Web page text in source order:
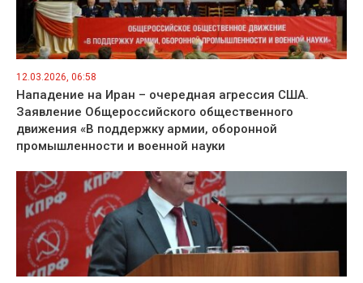
12.03.2026, 06:58
Нападение на Иран – очередная агрессия США.
Заявление Общероссийского общественного
движения «В поддержку армии, оборонной
промышленности и военной науки